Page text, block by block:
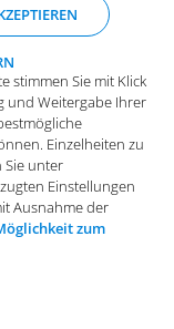
Kontakt
stimmen Sie mit Klick
und Weitergabe Ihrer
Einzelheiten zu
Sie unter
Einstellungen
Ausnahme der
zum
Einzelheiten zu
Sie unter
Einstellungen
Ausnahme der
zum
für die einwandfreie
um das